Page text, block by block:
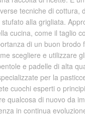
tecniche di cottura,
alla grigliata.
cucina, come il taglio
di un buon brodo
scegliere e utilizzare
e padelle di alta
per la
cuochi esperti o
qualcosa di nuovo da
in continua